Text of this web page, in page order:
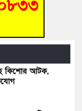
কিশোর আটক,